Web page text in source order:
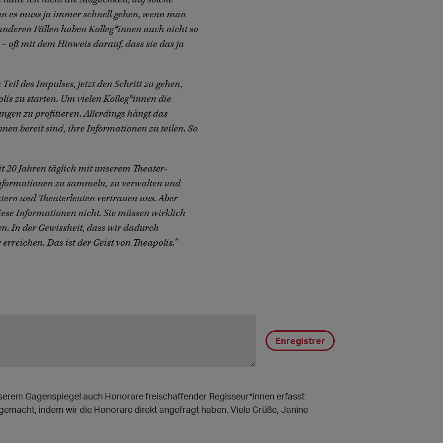
es muss ja immer schnell gehen, wenn man
Fällen haben Kolleg*innen auch nicht so
oft mit dem Hinweis darauf, dass sie das ja
des Impulses, jetzt den Schritt zu gehen,
zu starten. Um vielen Kolleg*innen die
zu profitieren. Allerdings hängt das
bereit sind, ihre Informationen zu teilen. So
20 Jahren täglich mit unserem Theater-
zu sammeln, zu verwalten und
und Theaterleuten vertrauen uns. Aber
Informationen nicht. Sie müssen wirklich
In der Gewissheit, dass wir dadurch
Das ist der Geist von Theapolis."
Enregistrer
Gagenspiegel auch Honorare freischaffender Regisseur*innen erfasst
indem wir die Honorare direkt angefragt haben. Viele Grüße, Janine